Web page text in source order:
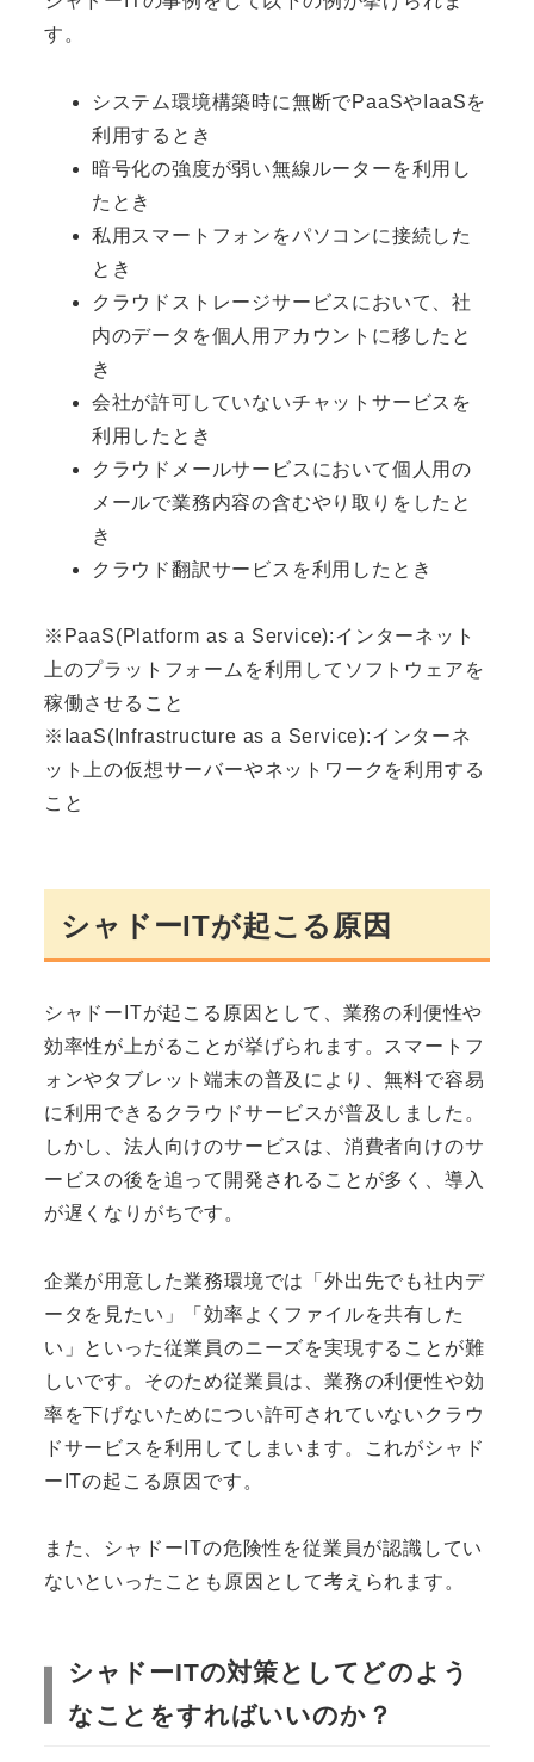
す。
システム環境構築時に無断でPaaSやIaaSを
利用するとき
暗号化の強度が弱い無線ルーターを利用し
たとき
私用スマートフォンをパソコンに接続した
とき
クラウドストレージサービスにおいて、社
内のデータを個人用アカウントに移したと
き
会社が許可していないチャットサービスを
利用したとき
クラウドメールサービスにおいて個人用の
メールで業務内容の含むやり取りをしたと
き
クラウド翻訳サービスを利用したとき
※PaaS(Platform as a Service):インターネット
上のプラットフォームを利用してソフトウェアを
稼働させること
※IaaS(Infrastructure as a Service):インターネ
ット上の仮想サーバーやネットワークを利用する
こと
シャドーITが起こる原因
シャドーITが起こる原因として、業務の利便性や
効率性が上がることが挙げられます。スマートフ
ォンやタブレット端末の普及により、無料で容易
に利用できるクラウドサービスが普及しました。
しかし、法人向けのサービスは、消費者向けのサ
ービスの後を追って開発されることが多く、導入
が遅くなりがちです。
企業が用意した業務環境では「外出先でも社内デ
ータを見たい」「効率よくファイルを共有した
い」といった従業員のニーズを実現することが難
しいです。そのため従業員は、業務の利便性や効
率を下げないためについ許可されていないクラウ
ドサービスを利用してしまいます。これがシャド
ーITの起こる原因です。
また、シャドーITの危険性を従業員が認識してい
ないといったことも原因として考えられます。
シャドーITの対策としてどのよう
なことをすればいいのか？